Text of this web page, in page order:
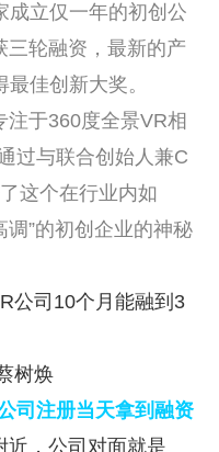
成立仅一年的初创公
三轮融资，最新的产
佳创新大奖。
于360度全景VR相
过与联合创始人兼C
这个在行业内如
调”的初创企业的神秘
树焕
司注册当天拿到融资
近，公司对面就是